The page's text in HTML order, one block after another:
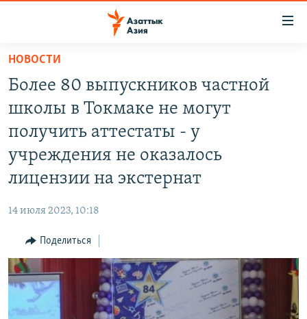
Вернуться
основному
содержанию
главной
навигации
ТОҶИКӢ
TÜRKMENÇE
ПОДПИШИТЕСЬ НА НАС В СОЦСЕТЯХ
Все сайты РСЕ/РС
НОВОСТИ
Более 80 выпускников частной
школы в Токмаке не могут
получить аттестаты - у
учреждения не оказалось
лицензии на экстернат
14 июля 2023, 10:18
Поделиться